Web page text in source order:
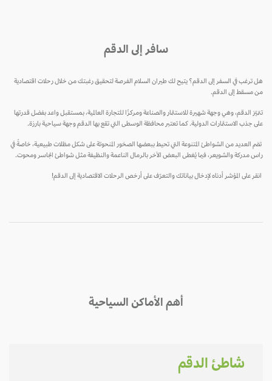
سافر إلى الدقم
هل ترغب في السفر إلى الدقم؟ يتيح لك طيران السلام الفرصة لتحقيق رغبتك من خلال رحلات اقتصادية
من مسقط إلى الدقم.
تتميّز الدقم، وهي وجهة شهيرة للاستثمار والصناعة ومركزًا للتجارة العالمية، بمستقبل واعد بفضل قدرتها
على جذب الاستثمارات الدولية. كما تعتبر محافظة الوسطى التي تقع بها الدقم وجهة سياحية بارزة.
تضم العديد من الشواطئ المتنوعة التي تحيط ببعضها الصخور المنحوتة على شكل مظلات طبيعية، خاصةً في
راس مدركة والشويعر، فيما يُغطى البعض الآخر بالرمال الناعمة والنظيفة مثل شواطئ الجاسر ومحوت.
انقر على المؤشر أدناه لإدخال بياناتك والتعرّف على أرخص الرحلات الاقتصادية إلى الدقم!
أهم الأماكن السياحية
شاطئ الدقم